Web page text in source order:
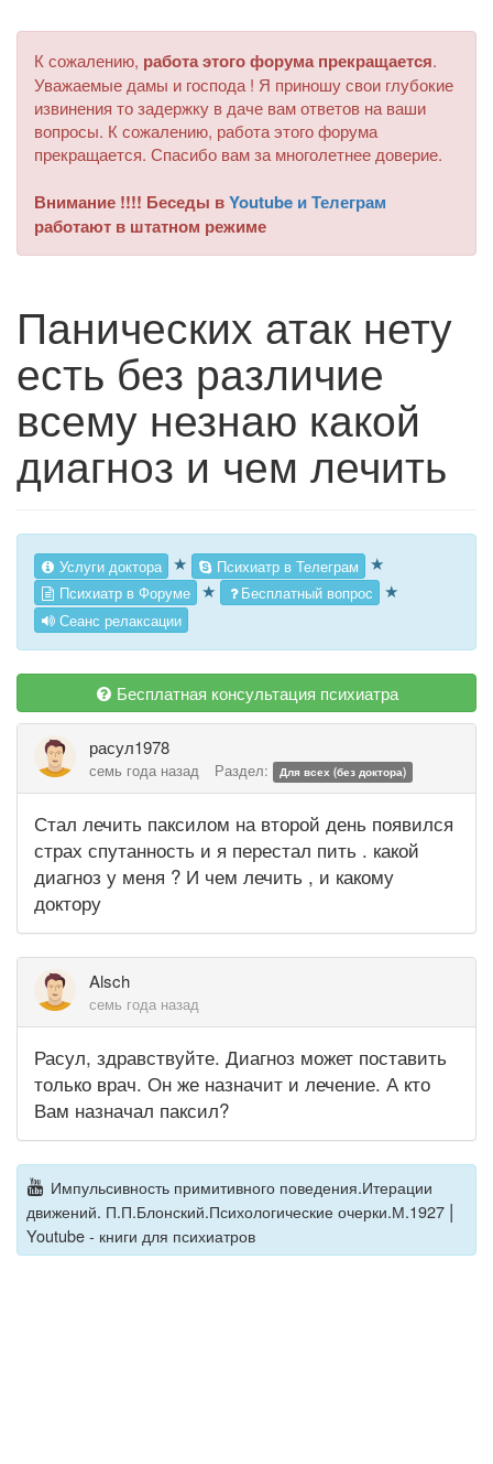
К сожалению, работа этого форума прекращается.
Уважаемые дамы и господа ! Я приношу свои глубокие
извинения то задержку в даче вам ответов на ваши
вопросы. К сожалению, работа этого форума
прекращается. Спасибо вам за многолетнее доверие.
Внимание !!!! Беседы вYoutube и Телеграм
работают в штатном режиме
Панических атак нету
есть без различие
всему незнаю какой
диагноз и чем лечить
Услуги доктора ★ Психиатр в Телеграм ★
Психиатр в Форуме ★ Бесплатный вопрос ★
Сеанс релаксации
Бесплатная консультация психиатра
расул1978
семь года назад Раздел: Для всех (без доктора)
Стал лечить паксилом на второй день появился
страх спутанность и я перестал пить . какой
диагноз у меня ? И чем лечить , и какому
доктору
Alsch
семь года назад
Расул, здравствуйте. Диагноз может поставить
только врач. Он же назначит и лечение. А кто
Вам назначал паксил?
Импульсивность примитивного поведения.Итерации
движений. П.П.Блонский.Психологические очерки.М.1927 |
Youtube - книги для психиатров